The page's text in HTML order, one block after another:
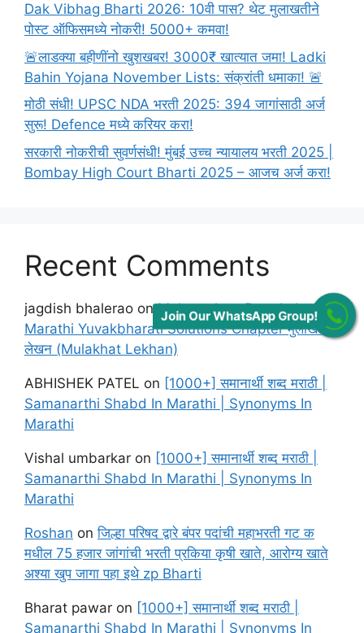
Dak Vibhag Bharti 2026: 10वी पास? थेट मुलाखतीने
पोस्ट ऑफिसमध्ये नोकरी! 5000+ कमवा!
🚨लाडक्या बहीणींनो खुशखबर! 3000₹ खात्यात जमा! Ladki
Bahin Yojana November Lists: संक्रांती धमाका! 🚨
मोठी संधी! UPSC NDA भरती 2025: 394 जागांसाठी अर्ज
सुरू! Defence मध्ये करियर करा!
सरकारी नोकरीची सुवर्णसंधी! मुंबई उच्च न्यायालय भरती 2025 |
Bombay High Court Bharti 2025 – आजच अर्ज करा!
Recent Comments
jagdish bhalerao onMaharashtra Board class 12
Marathi Yuvakbharati Solutions Chapter मुलाखत
लेखन (Mulakhat Lekhan)
ABHISHEK PATEL on [1000+] समानार्थी शब्द मराठी |
Samanarthi Shabd In Marathi | Synonyms In
Marathi
Vishal umbarkar on [1000+] समानार्थी शब्द मराठी |
Samanarthi Shabd In Marathi | Synonyms In
Marathi
Roshan onजिल्हा परिषद द्वारे बंपर पदांची महाभरती गट क
मधील 75 हजार जांगांची भरती प्रकिया कृषी खाते, आरोग्य खाते
अश्या खुप जागा पहा इथे zp Bharti
Bharat pawar on [1000+] समानार्थी शब्द मराठी |
Samanarthi Shabd In Marathi | Synonyms In
Join Our WhatsApp Group!